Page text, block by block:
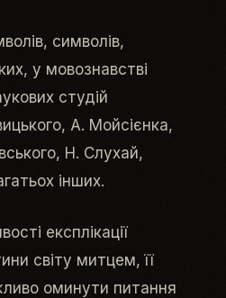
символів,
у мовознавстві
студій
А. Мойсієнка,
Н. Слухай,
інших.
експлікації
світу митцем, її
оминути питання